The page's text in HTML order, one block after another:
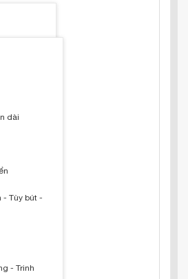
dài
- Tùy bút -
- Trinh